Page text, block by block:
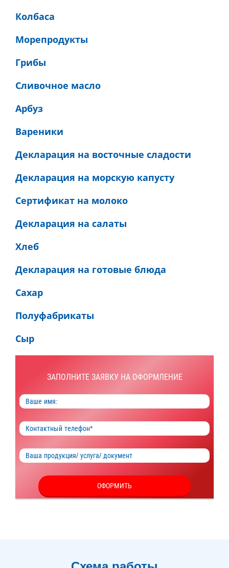
Колбаса
Морепродукты
Грибы
Сливочное масло
Арбуз
Вареники
Декларация на восточные сладости
Декларация на морскую капусту
Сертификат на молоко
Декларация на салаты
Хлеб
Декларация на готовые блюда
Сахар
Полуфабрикаты
Сыр
ЗАПОЛНИТЕ ЗАЯВКУ НА ОФОРМЛЕНИЕ
ОФОРМИТЬ